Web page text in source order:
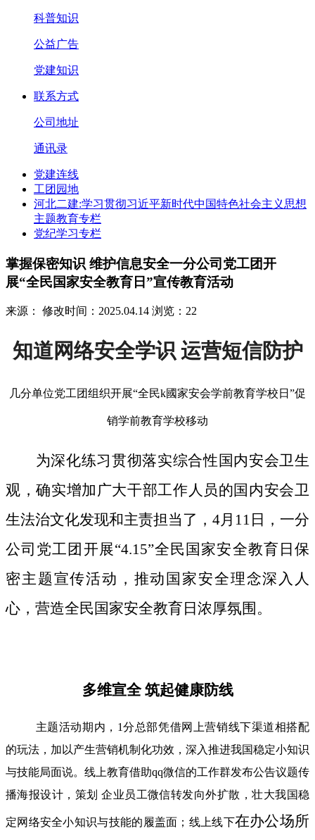
科普知识
公益广告
党建知识
联系方式
公司地址
通讯录
党建连线
工团园地
河北二建:学习贯彻习近平新时代中国特色社会主义思想
主题教育专栏
党纪学习专栏
掌握保密知识 维护信息安全一分公司党工团开
展“全民国家安全教育日”宣传教育活动
来源： 修改时间：2025.04.14 浏览：22
知道网络安全学识 运营短信防护
几分单位党工团组织开展“全民k國家安会学前教育学校日”促
销学前教育学校移动
为深化练习贯彻落实综合性国内安会卫生
观，确实增加广大干部工作人员的国内安会卫
生法治文化发现和主责担当了，4月11日，一分
公司党工团开展“4.15”全民国家安全教育日保
密主题宣传活动，推动国家安全理念深入人
心，营造全民国家安全教育日浓厚氛围。
多维宣全 筑起健康防线
主题活动期内，1分总部凭借网上营销线下渠道相搭配
的玩法，加以产生营销机制化功效，深入推进我国稳定小知识
与技能局面说。线上教育借助qq微信的工作群发布公告议题传
播海报设计，策划 企业员工微信转发向外扩散，壮大我国稳
定网络安全小知识与技能的履盖面；线上线下在办公场所